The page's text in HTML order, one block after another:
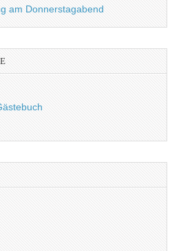
am Donnerstagabend